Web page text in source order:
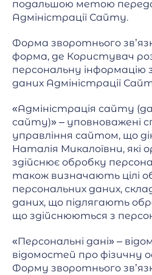
подальшою метою
Адміністрації Сайту.
Форма зворотнього
форма, де Користувач
персональну інформацію
даних Адміністрації
«Адміністрація сайту
сайту)» – уповноважені
управління сайтом, що
Наталія Микалоївни, які
здійснює обробку
також визначають цілі
персональних даних,
даних, що підлягають
що здійснюються з
«Персональні дані» –
відомостей про фізичну
Форму зворотнього